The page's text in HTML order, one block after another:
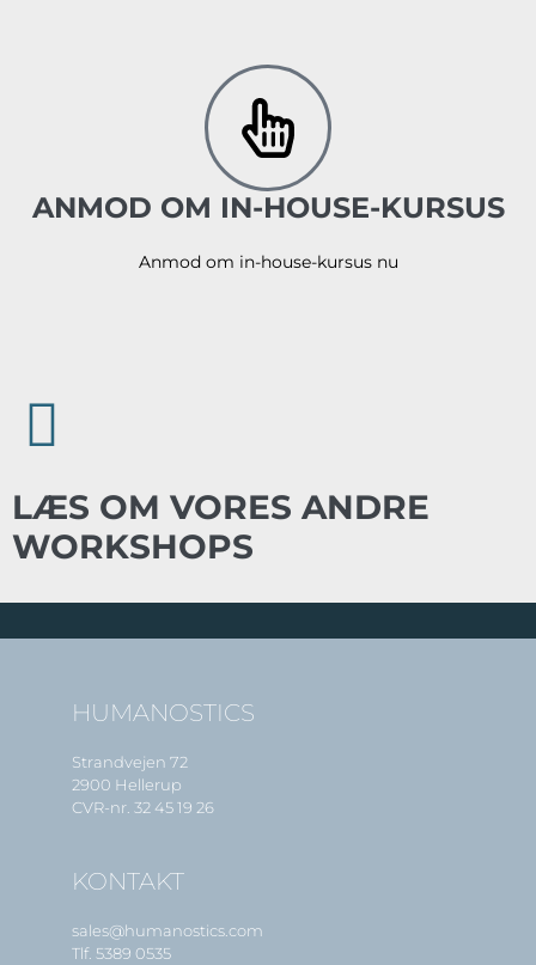
ANMOD OM IN-HOUSE-KURSUS
Anmod om in-house-kursus nu
LÆS OM VORES ANDRE
WORKSHOPS
HUMANOSTICS
Strandvejen 72
2900 Hellerup
CVR-nr. 32 45 19 26
KONTAKT
sales@humanostics.com
Tlf. 5389 0535